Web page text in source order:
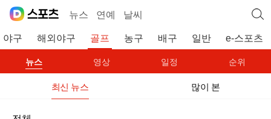
뉴스 연예 날씨
야구 해외야구 골프 농구 배구 일반 e-스포츠
뉴스 영상 일정 순위
최신 뉴스 많이 본